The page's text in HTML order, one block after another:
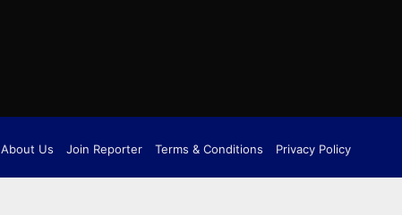
About Us Join Reporter Terms & Conditions Privacy Policy